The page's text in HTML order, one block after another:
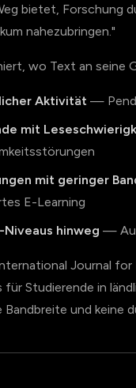
bietet, Forschung
nahezubringen."
wo Text an seine
Aktivität —
mit
mit geringer
E-Learning
Niveaus hinweg —
Journal
für Studierende in
Bandbreite und keine